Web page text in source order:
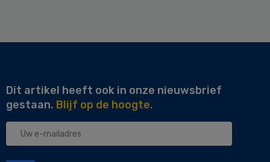
Dit artikel heeft ook in onze nieuwsbrief
gestaan. Blijf op de hoogte.
Uw